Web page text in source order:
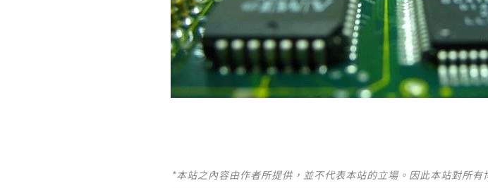
*本站之內容由作者所提供，並不代表本站的立場。因此本站對所